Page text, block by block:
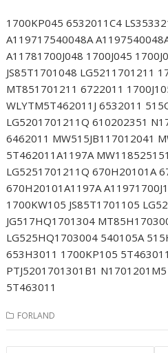
1700KP045 6532011C4
A119717540048A
A11781700J048 1700J045
JS85T1701048 LG5211701211
MT851701211 6722011
WLYTM5T462011J 6532011
LG5201701211Q 610202351
6462011 MW515JB117012041
5T462011A1197A
LG5251701211Q 670H20101A
670H20101A1197A
1700KW105 JS85T1701105
JG517HQ1701304
LG525HQ1703004 540105A
653H3011 1700KP105
PTJ5201701301B1
5T463011
FORLAND